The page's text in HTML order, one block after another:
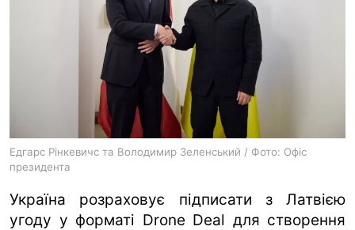
gambling
en
Едгарс Рінкевичс та Володимир Зеленський / Фото: Офіс
президента
Україна розраховує підписати з Латвією
угоду у форматі Drone Deal для створення